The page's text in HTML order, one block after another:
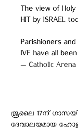
The view of Holy
HIT by ISRAEL
Parishioners
IVE have all
— Catholic Arena
ജൂലൈ 17ന്